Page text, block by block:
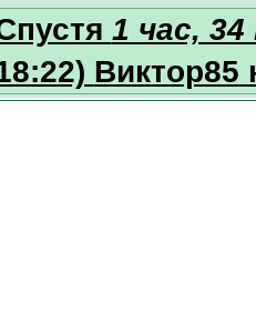
1 час,
Виктор85